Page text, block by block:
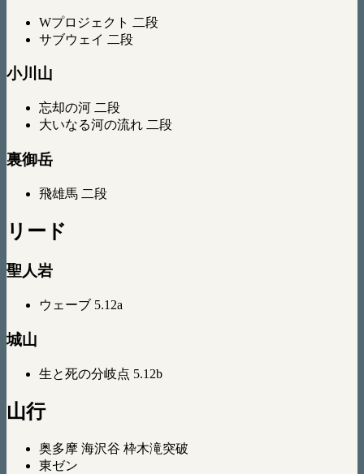
Wプロジェクト 二段
サブウェイ 二段
小川山
忘却の河 二段
大いなる河の流れ 二段
裏御岳
飛雄馬 二段
リード
聖人岩
ウェーブ 5.12a
城山
生と死の分岐点 5.12b
山行
奥多摩 海沢谷 枠木滝突破
東ゼン